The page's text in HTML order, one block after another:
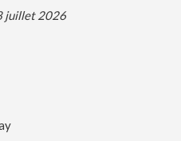
juillet 2026